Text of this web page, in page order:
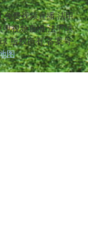
费视频直播,法甲
视频直播,法甲球
版权所有 备案号:
图